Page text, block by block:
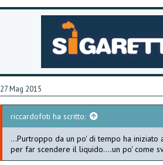
27 Mag 2015
riccardofoti ha scritto:
...Purtroppo da un po' di tempo ha
per far scendere il liquido....un po' come